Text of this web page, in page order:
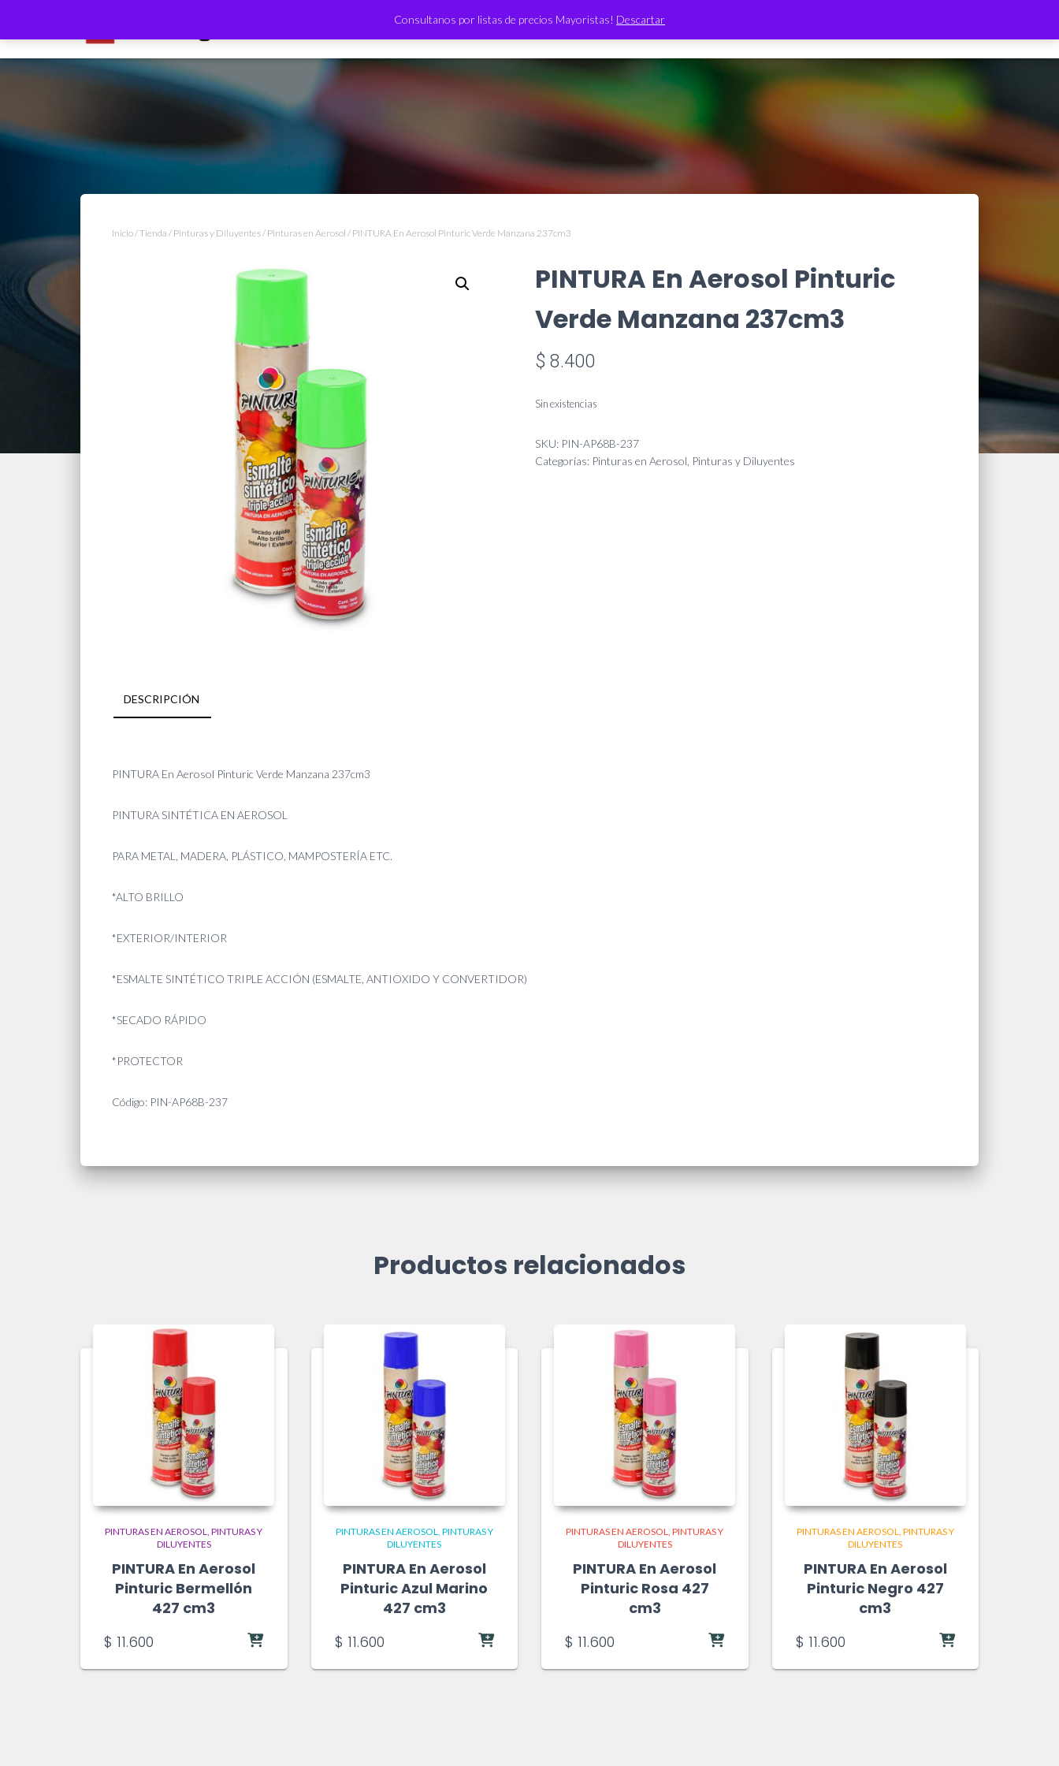
Consultanos por listas de precios Mayoristas! Descartar
TIENDA
Inicio/Tienda / Pinturas y Diluyentes/ Pinturas en Aerosol / PINTURA En Aerosol Pinturic Verde Manzana 237cm3
PINTURA En Aerosol Pinturic
Verde Manzana 237cm3
$ 8.400
Sin existencias
SKU: PIN-AP68B-237
Categorías: Pinturas en Aerosol Pinturas y Diluyentes
DESCRIPCIÓN
PINTURA En Aerosol Pinturic Verde Manzana 237cm3
PINTURA SINTÉTICA EN AEROSOL
PARA METAL, MADERA, PLÁSTICO, MAMPOSTERÍA ETC.
*ALTO BRILLO
*EXTERIOR/INTERIOR
*ESMALTE SINTÉTICO TRIPLE ACCIÓN (ESMALTE, ANTIOXIDO Y CONVERTIDOR)
*SECADO RÁPIDO
*PROTECTOR
Código: PIN-AP68B-237
Productos relacionados
PINTURAS EN AEROSOL PINTURAS Y
DILUYENTES
PINTURA En Aerosol
Pinturic Bermellón
427 cm3
$ 11.600
PINTURAS EN AEROSOL PINTURAS Y
DILUYENTES
PINTURA En Aerosol
Pinturic Azul Marino
427 cm3
$ 11.600
PINTURAS EN AEROSOL PINTURAS Y
DILUYENTES
PINTURA En Aerosol
Pinturic Rosa 427
cm3
$ 11.600
PINTURAS EN AEROSOL PINTURAS Y
DILUYENTES
PINTURA En Aerosol
Pinturic Negro 427
cm3
$ 11.600